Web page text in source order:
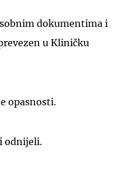
dokumentima i
u Kliničku
opasnosti.
odnijeli.